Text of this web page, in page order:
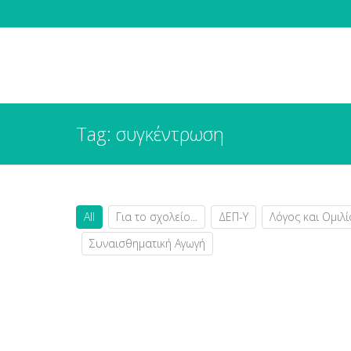
Tag: συγκέντρωση
All Για το σχολείο... ΔΕΠ-Υ Λόγος και
Συναισθηματική Αγωγή